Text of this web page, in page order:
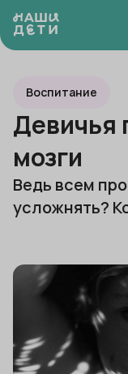
Воспитание
Девичья
мозги
Ведь всем
усложнять?